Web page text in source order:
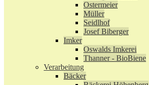
Ostermeier
Müller
Seidlhof
Josef Biberger
Imker
Oswalds Imkerei
Thanner - BioBiene
Verarbeitung
Bäcker